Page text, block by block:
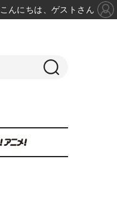
こんにちは、ゲストさん